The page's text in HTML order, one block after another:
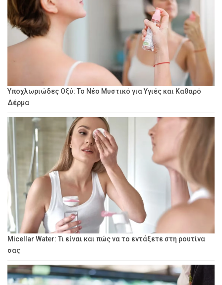
Υποχλωριώδες Οξύ: Το Νέο Μυστικό για Υγιές και Καθαρό
Δέρμα
Micellar Water: Τι είναι και πώς να το εντάξετε στη ρουτίνα
σας